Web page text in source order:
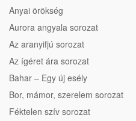
Anyai örökség
Aurora angyala sorozat
Az aranyifjú sorozat
Az ígéret ára sorozat
Bahar – Egy új esély
Bor, mámor, szerelem sorozat
Féktelen szív sorozat